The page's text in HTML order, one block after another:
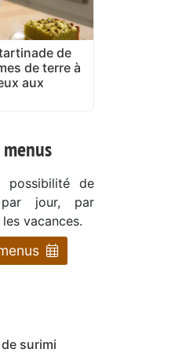
de
de terre à
aux
possibilité de
jour, par
vacances.
surimi